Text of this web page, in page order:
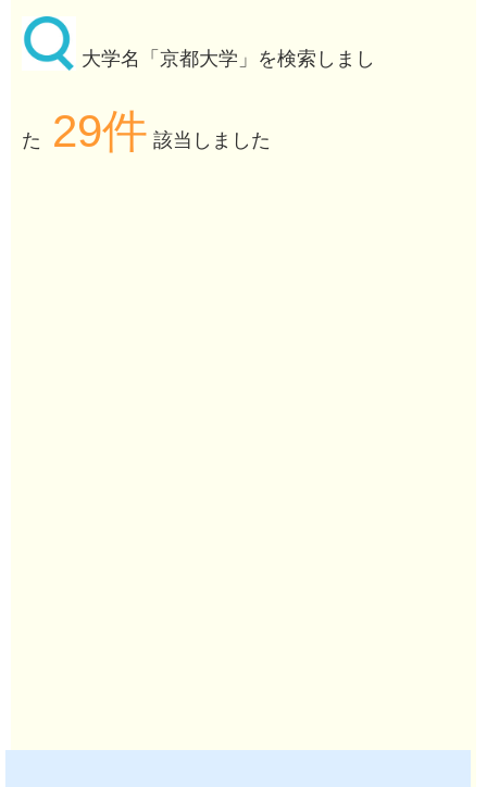
大学名「京都大学」を検索しまし
た 29件 該当しました